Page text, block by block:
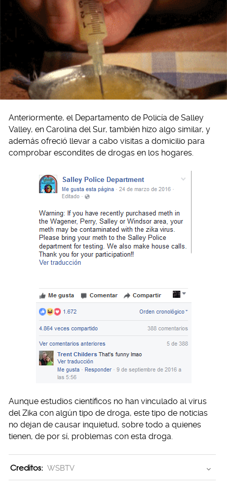
Anteriormente, el Departamento de Policía de Salley
Valley, en Carolina del Sur, también hizo algo similar, y
además ofreció llevar a cabo visitas a domicilio para
comprobar escondites de drogas en los hogares.
Aunque estudios científicos no han vinculado al virus
del Zika con algún tipo de droga, este tipo de noticias
no dejan de causar inquietud, sobre todo a quienes
tienen, de por sí, problemas con esta droga.
Creditos: WSBTV